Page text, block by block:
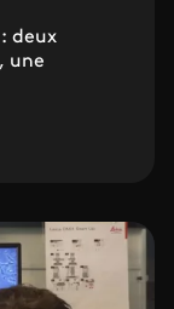
deux
une